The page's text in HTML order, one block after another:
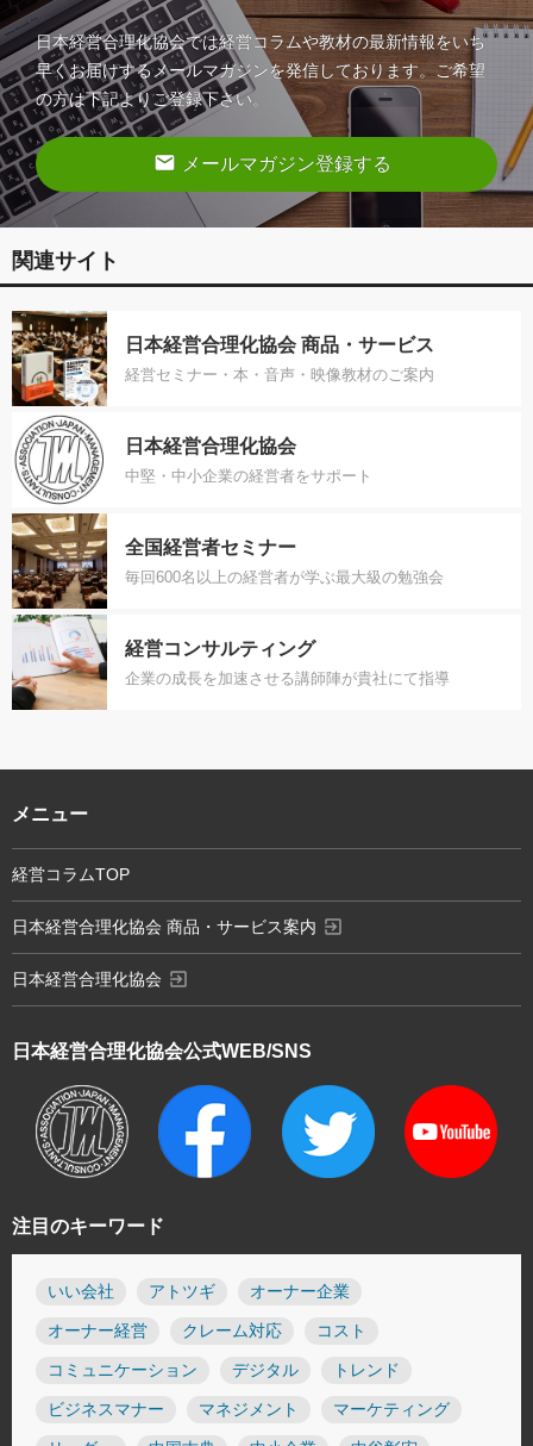
日本経営合理化協会では経営コラムや教材の最新情報をいち
早くお届けするメールマガジンを発信しております。ご希望
の方は下記よりご登録下さい。
email メールマガジン登録する
関連サイト
日本経営合理化協会 商品・サービス
経営セミナー・本・音声・映像教材のご案内
日本経営合理化協会
中堅・中小企業の経営者をサポート
全国経営者セミナー
毎回600名以上の経営者が学ぶ最大級の勉強会
経営コンサルティング
企業の成長を加速させる講師陣が貴社にて指導
注目のキーワード
いい会社 アトツギ オーナー企業
オーナー経営 クレーム対応 コスト
コミュニケーション デジタル トレンド
ビジネスマナー マネジメント マーケティング
日本経営合理化協会公式WEB/SNS
メニュー
経営コラムTOP
日本経営合理化協会 商品・サービス案内 exit_to_app
日本経営合理化協会 exit_to_app